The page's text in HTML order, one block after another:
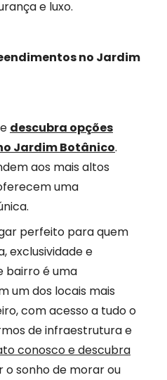
e luxo.
no Jardim
descubra opções
Jardim Botânico.
aos mais altos
uma
perfeito para quem
exclusividade e
bairro é uma
um dos locais mais
com acesso a tudo o
de infraestrutura e
conosco e descubra
sonho de morar ou